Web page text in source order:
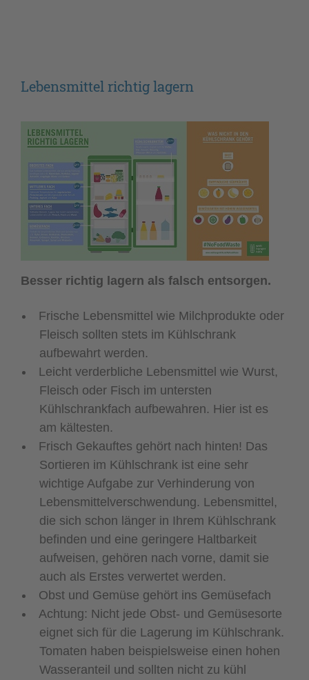
Lebensmittel richtig lagern
Besser richtig lagern als falsch entsorgen.
Frische Lebensmittel wie Milchprodukte oder
Fleisch sollten stets im Kühlschrank
aufbewahrt werden.
Leicht verderbliche Lebensmittel wie Wurst,
Fleisch oder Fisch im untersten
Kühlschrankfach aufbewahren. Hier ist es
am kältesten.
Frisch Gekauftes gehört nach hinten! Das
Sortieren im Kühlschrank ist eine sehr
wichtige Aufgabe zur Verhinderung von
Lebensmittelverschwendung. Lebensmittel,
die sich schon länger in Ihrem Kühlschrank
befinden und eine geringere Haltbarkeit
aufweisen, gehören nach vorne, damit sie
auch als Erstes verwertet werden.
Obst und Gemüse gehört ins Gemüsefach
Achtung: Nicht jede Obst- und Gemüsesorte
eignet sich für die Lagerung im Kühlschrank.
Tomaten haben beispielsweise einen hohen
Wasseranteil und sollten nicht zu kühl